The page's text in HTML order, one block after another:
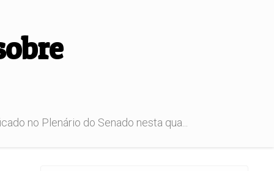
no Plenário do Senado nesta qua...